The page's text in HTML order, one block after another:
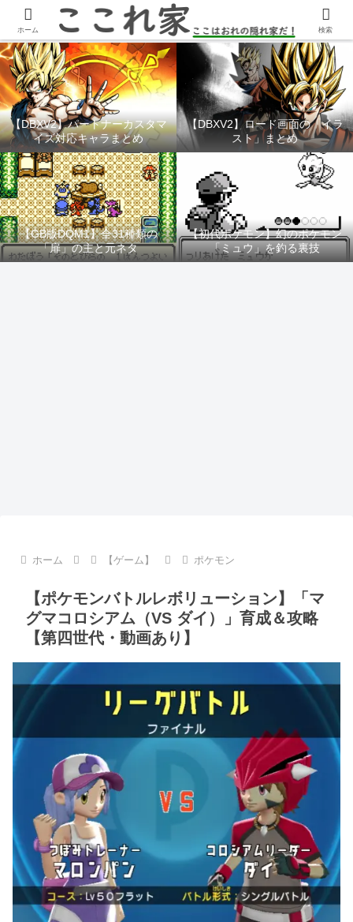
YouTubeチャンネル「ここれ家」
【DBXV2】パートナーカスタマ
イズ対応キャラまとめ
【DBXV2】ロード画面の「イラ
スト」まとめ
【GB版DQM1】全31種類の
「扉」の主と元ネタ
【初代ポケモン】幻のポケモン
「ミュウ」を釣る裏技
ホーム 【ゲーム】 ポケモン
【ポケモンバトルレボリューション】「マ
グマコロシアム（VS ダイ）」育成＆攻略
【第四世代・動画あり】
ホーム 検索